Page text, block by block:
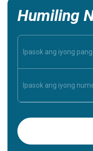
Humiling